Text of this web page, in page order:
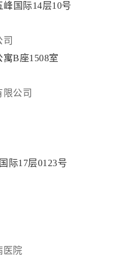
国际14层10号
司
B座1508室
公司
际17层0123号
医院